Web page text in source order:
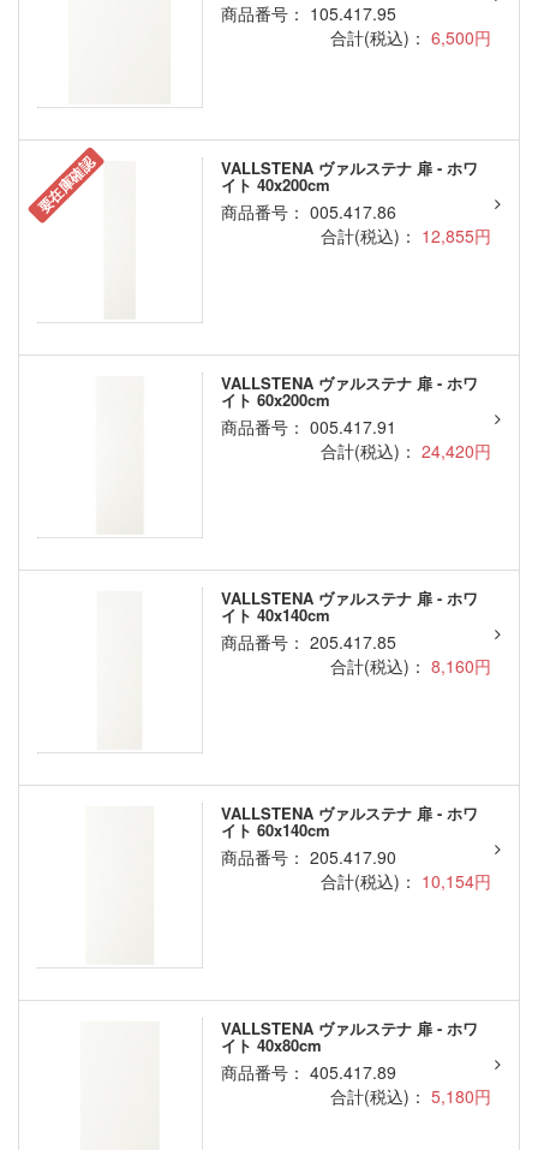
商品番号： 105.417.95
合計(税込)： 6,500円
要在庫確認 VALLSTENA ヴァルステナ 扉 - ホワ
イト 40x200cm
商品番号： 005.417.86
合計(税込)： 12,855円
VALLSTENA ヴァルステナ 扉 - ホワ
イト 60x200cm
商品番号： 005.417.91
合計(税込)： 24,420円
VALLSTENA ヴァルステナ 扉 - ホワ
イト 40x140cm
商品番号： 205.417.85
合計(税込)： 8,160円
VALLSTENA ヴァルステナ 扉 - ホワ
イト 60x140cm
商品番号： 205.417.90
合計(税込)： 10,154円
VALLSTENA ヴァルステナ 扉 - ホワ
イト 40x80cm
商品番号： 405.417.89
合計(税込)： 5,180円